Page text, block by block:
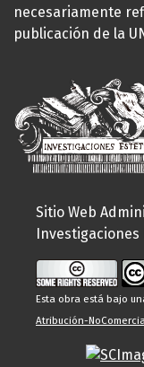
necesariamente
publicación de la
Sitio Web
Investigaciones
Esta obra está bajo
Atribución-